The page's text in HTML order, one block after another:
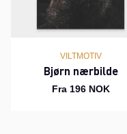
VILTMOTIV
Bjørn nærbilde
Fra 196 NOK